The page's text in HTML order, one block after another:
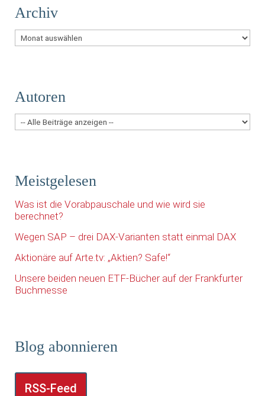
Archiv
Archiv
Autoren
Meistgelesen
Was ist die Vorabpauschale und wie wird sie
berechnet?
Wegen SAP – drei DAX-Varianten statt einmal DAX
Aktionäre auf Arte.tv: „Aktien? Safe!“
Unsere beiden neuen ETF-Bücher auf der Frankfurter
Buchmesse
Blog abonnieren
RSS-Feed